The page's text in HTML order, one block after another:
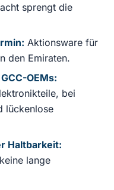
sprengt die
Aktionsware für
den Emiraten.
OEMs:
bei
lückenlose
Haltbarkeit:
lange